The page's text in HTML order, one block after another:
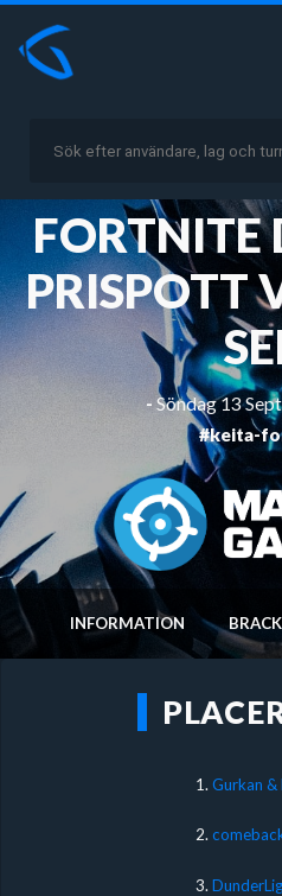
FORTNITE
PRISPOTT
- Söndag 13
#keita-
INFORMATION
1. Gurkan &
2.
3.